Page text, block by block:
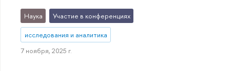
Наука Участие в конференциях
исследования и аналитика
7 ноября, 2025 г.